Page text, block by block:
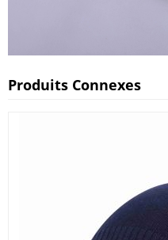
Produits Connexes